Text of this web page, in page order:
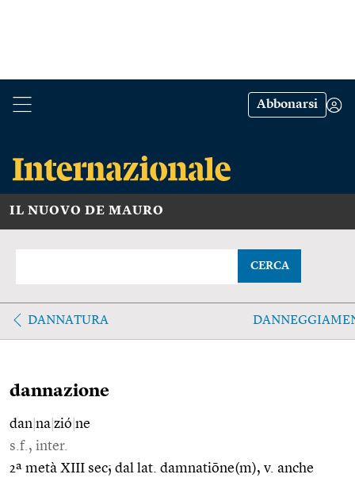
Abbonarsi
IL NUOVO DE MAURO
CERCA
DANNATURA
dannazione
dan na zió ne
s.f., inter.
2ª metà XIII sec; dal lat. damnatiōne(m), v. anche